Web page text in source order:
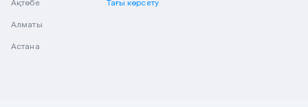
Ақтөбе
Алматы
Астана
Тағы көрсету